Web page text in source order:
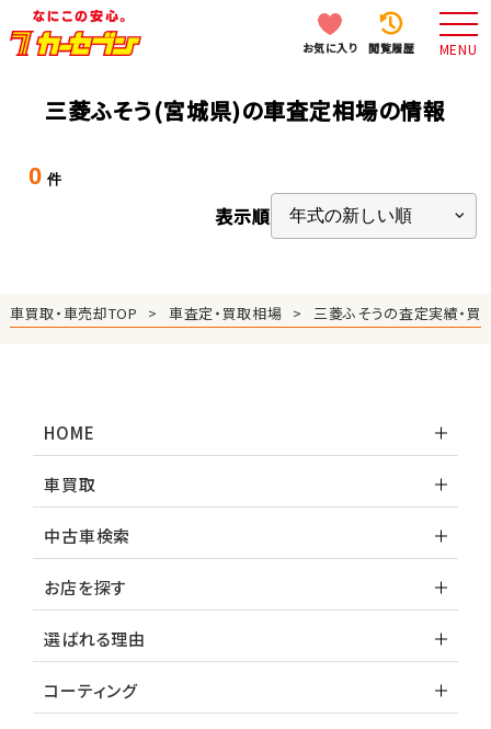
お気に入り 閲覧履歴 MENU
三菱ふそう(宮城県)の車査定相場の情報
0 件
表示順
車買取・車売却TOP 車査定・買取相場 三菱ふそうの査定実績・買
HOME
車買取
中古車検索
お店を探す
選ばれる理由
コーティング